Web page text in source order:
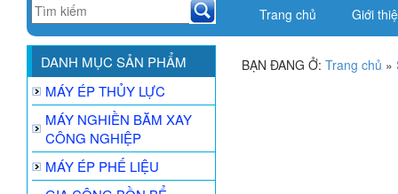
Trang chủ Giới
DANH MỤC SẢN PHẨM
MÁY ÉP THỦY LỰC
MÁY NGHIỀN BĂM XAY
CÔNG NGHIỆP
MÁY ÉP PHẾ LIỆU
BẠN ĐANG Ở:Trang chủ »